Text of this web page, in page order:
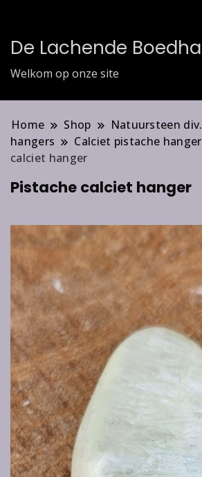
De Lachende Boedha
Welkom op onze site
Home Shop Natuursteen div.
hangers
Calciet pistache hanger
calciet hanger
Pistache calciet hanger